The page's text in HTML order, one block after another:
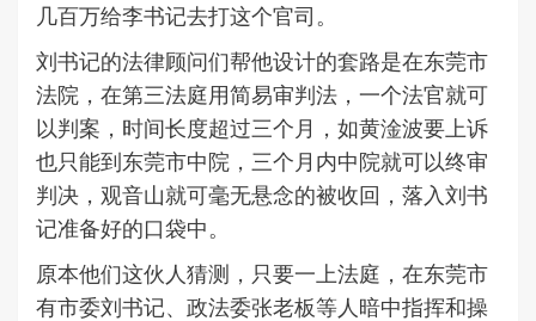
几百万给李书记去打这个官司。
刘书记的法律顾问们帮他设计的套路是在东莞市
法院，在第三法庭用简易审判法，一个法官就可
以判案，时间长度超过三个月，如黄淦波要上诉
也只能到东莞市中院，三个月内中院就可以终审
判决，观音山就可毫无悬念的被收回，落入刘书
记准备好的口袋中。
原本他们这伙人猜测，只要一上法庭，在东莞市
有市委刘书记、政法委张老板等人暗中指挥和操